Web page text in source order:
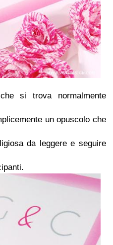
si trova normalmente
un opuscolo che
da leggere e seguire